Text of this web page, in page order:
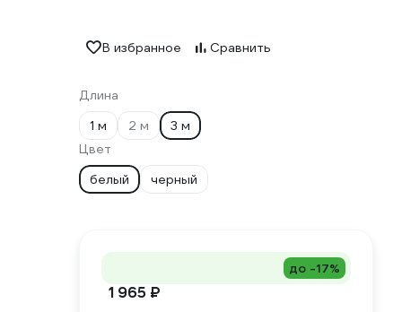
В избранное Сравнить
Длина
1 м
2 м
3 м
Цвет
белый
черный
до -17%
1 965 ₽